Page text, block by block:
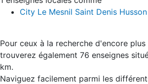
City Le Mesnil Saint Denis
Pour ceux à la recherche d'encore
trouverez également 76 enseignes
km.
Naviguez facilement parmi les